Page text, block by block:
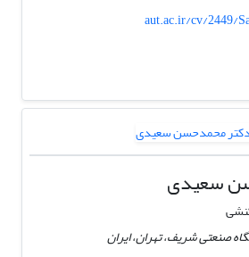
aut.ac.ir/cv/2449/
سعیدی
صنعتی شریف، تهران، ایران